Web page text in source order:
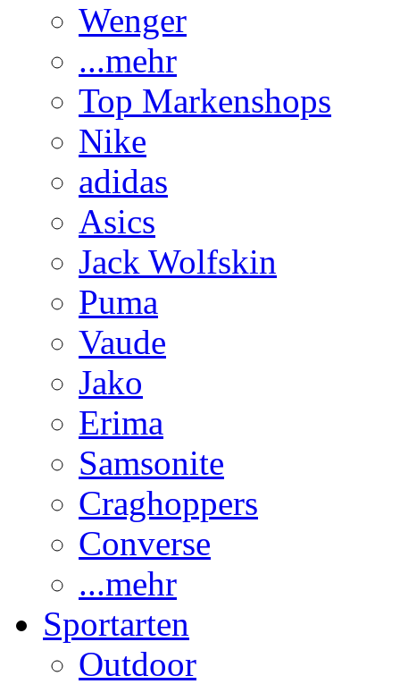
Wenger
...mehr
Top Markenshops
Nike
adidas
Asics
Jack Wolfskin
Puma
Vaude
Jako
Erima
Samsonite
Craghoppers
Converse
...mehr
Sportarten
Outdoor